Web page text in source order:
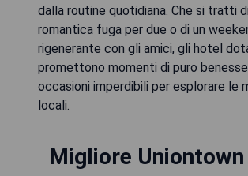
dalla routine quotidiana. Che si tratti
romantica fuga per due o di un
rigenerante con gli amici, gli hotel
promettono momenti di puro
occasioni imperdibili per esplorare le
locali.
Migliore